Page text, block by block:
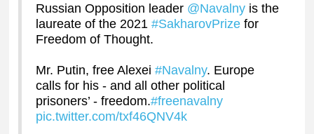
Russian Opposition leader @Navalny is the
laureate of the 2021#SakharovPrize for
Freedom of Thought.
Mr. Putin, free Alexei#Navalny. Europe
calls for his - and all other political
prisoners’ - freedom.#freenavalny
pic.twitter.com/txf46QNV4k